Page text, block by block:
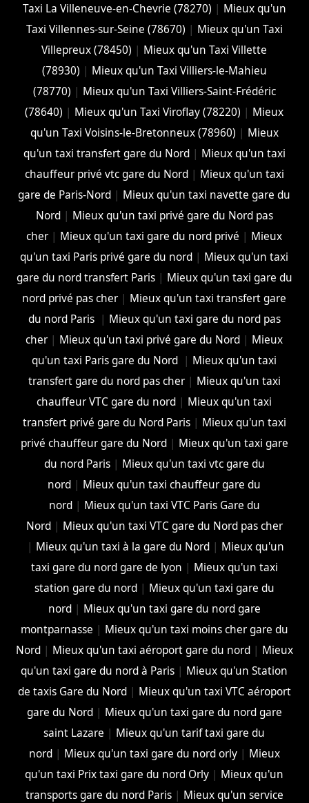
Taxi La Villeneuve-en-Chevrie (78270) | Mieux qu'un
Taxi Villennes-sur-Seine (78670) | Mieux qu'un Taxi
Villepreux (78450) | Mieux qu'un Taxi Villette
(78930) | Mieux qu'un Taxi Villiers-le-Mahieu
(78770) | Mieux qu'un Taxi Villiers-Saint-Frédéric
(78640) | Mieux qu'un Taxi Viroflay (78220) | Mieux
qu'un Taxi Voisins-le-Bretonneux (78960) | Mieux
qu'un taxi transfert gare du Nord| Mieux qu'un taxi
chauffeur privé vtc gare du Nord| Mieux qu'un taxi
gare de Paris-Nord | Mieux qu'un taxi navette gare du
Nord| Mieux qu'un taxi privé gare du Nord pas
cher | Mieux qu'un taxi gare du nord privé | Mieux
qu'un taxi Paris privé gare du nord | Mieux qu'un taxi
gare du nord transfert Paris| Mieux qu'un taxi gare du
nord privé pas cher | Mieux qu'un taxi transfert gare
du nord Paris | Mieux qu'un taxi gare du nord pas
cher | Mieux qu'un taxi privé gare du Nord | Mieux
qu'un taxi Paris gare du Nord | Mieux qu'un taxi
transfert gare du nord pas cher| Mieux qu'un taxi
chauffeur VTC gare du nord | Mieux qu'un taxi
transfert privé gare du Nord Paris| Mieux qu'un taxi
privé chauffeur gare du Nord| Mieux qu'un taxi gare
du nord Paris| Mieux qu'un taxi vtc gare du
nord | Mieux qu'un taxi chauffeur gare du
nord| Mieux qu'un taxi VTC Paris Gare du
Nord| Mieux qu'un taxi VTC gare du Nord pas cher
| Mieux qu'un taxi à la gare du Nord | Mieux qu'un
taxi gare du nord gare de lyon | Mieux qu'un taxi
station gare du nord| Mieux qu'un taxi gare du
nord| Mieux qu'un taxi gare du nord gare
montparnasse | Mieux qu'un taxi moins cher gare du
Nord| Mieux qu'un taxi aéroport gare du nord| Mieux
qu'un taxi gare du nord à Paris | Mieux qu'un Station
de taxis Gare du Nord| Mieux qu'un taxi VTC aéroport
gare du Nord| Mieux qu'un taxi gare du nord gare
saint Lazare | Mieux qu'un tarif taxi gare du
nord| Mieux qu'un taxi gare du nord orly| Mieux
qu'un taxi Prix taxi gare du nord Orly | Mieux qu'un
transports gare du nord Paris| Mieux qu'un service